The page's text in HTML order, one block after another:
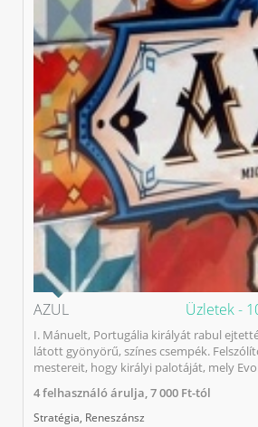
Üzletek -
AZUL
I. Mánuelt, Portugália királyát rabul
látott gyönyörű, színes csempék.
mestereit, hogy királyi palotáját, mely
4felhasználó árulja,7 000 Ft-tól
Stratégia Reneszánsz